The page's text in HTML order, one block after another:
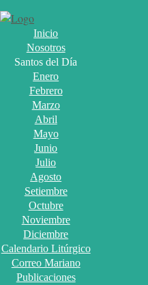
Inicio
Nosotros
Santos del Día
Enero
Febrero
Marzo
Abril
Mayo
Junio
Julio
Agosto
Setiembre
Octubre
Noviembre
Diciembre
Calendario Litúrgico
Correo Mariano
Publicaciones